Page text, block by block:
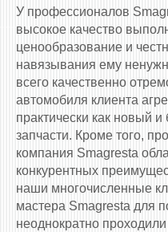
У профессионалов
высокое качество
ценообразование и
навязывания ему
всего качественно
автомобиля клиента
практически как новый
запчасти. Кроме того,
компания Smagresta
конкурентных
наши многочисленные
мастера Smagresta для
неоднократно